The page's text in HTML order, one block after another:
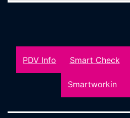
PDV Info Smart Check
Smartworkin